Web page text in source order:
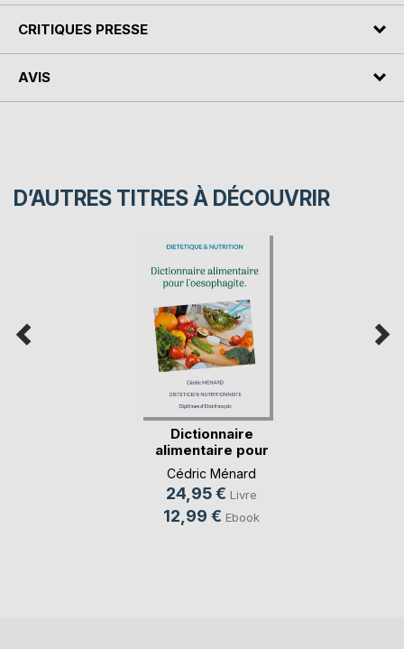
CRITIQUES PRESSE
AVIS
D’AUTRES TITRES À DÉCOUVRIR
Dictionnaire
alimentaire pour
l'oe(...)
Cédric Ménard
24,95 € Livre
12,99 € Ebook